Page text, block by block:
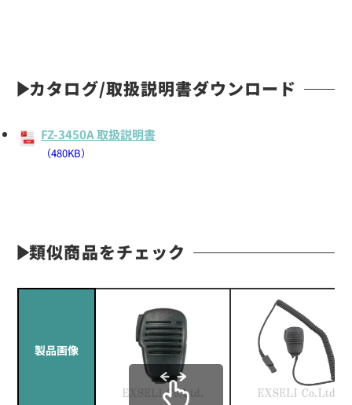
カタログ/取扱説明書ダウンロード
FZ-3450A 取扱説明書
（480KB）
類似商品をチェック
製品画像